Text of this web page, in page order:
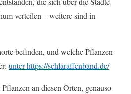
verteilen – weitere sind in
befinden, und welche Pflanzen
unter https://schlaraffenband.de/
an diesen Orten, genauso